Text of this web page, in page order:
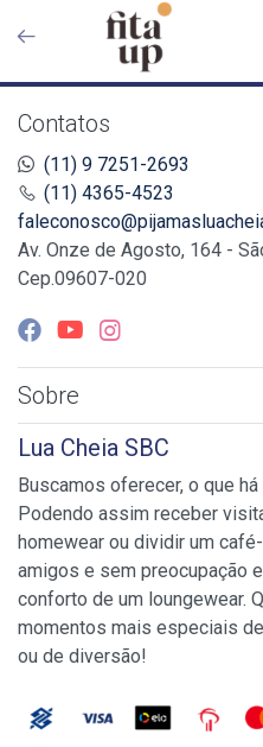
Contatos
(11) 9 7251-2693
(11) 4365-4523
Av. Onze de Agosto, 164 -
Cep.09607-020
Sobre
Lua Cheia SBC
Buscamos oferecer, o que
Podendo assim receber
homewear ou dividir um
amigos e sem preocupação
conforto de um loungewear.
momentos mais especiais
ou de diversão!